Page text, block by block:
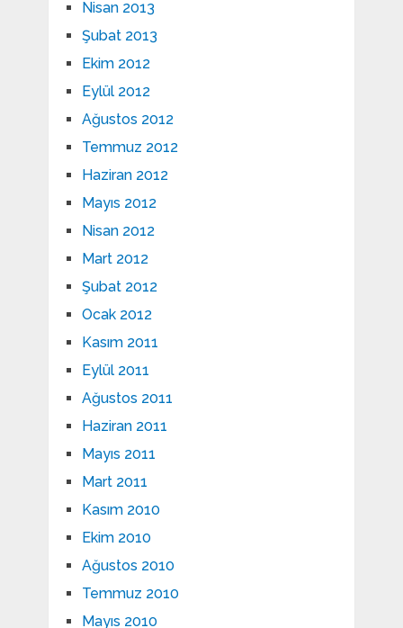
Nisan 2013
Şubat 2013
Ekim 2012
Eylül 2012
Ağustos 2012
Temmuz 2012
Haziran 2012
Mayıs 2012
Nisan 2012
Mart 2012
Şubat 2012
Ocak 2012
Kasım 2011
Eylül 2011
Ağustos 2011
Haziran 2011
Mayıs 2011
Mart 2011
Kasım 2010
Ekim 2010
Ağustos 2010
Temmuz 2010
Mayıs 2010